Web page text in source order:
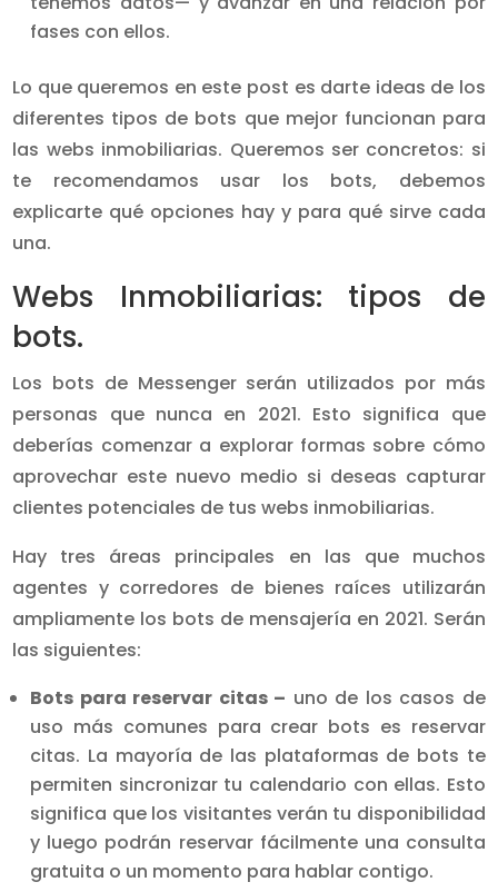
fases con ellos.
Lo que queremos en este post es darte ideas de los
diferentes tipos de bots que mejor funcionan para
las webs inmobiliarias. Queremos ser concretos: si
te recomendamos usar los bots, debemos
explicarte qué opciones hay y para qué sirve cada
una.
Webs Inmobiliarias: tipos de
bots.
Los bots de Messenger serán utilizados por más
personas que nunca en 2021. Esto significa que
deberías comenzar a explorar formas sobre cómo
aprovechar este nuevo medio si deseas capturar
clientes potenciales de tus webs inmobiliarias.
Hay tres áreas principales en las que muchos
agentes y corredores de bienes raíces utilizarán
ampliamente los bots de mensajería en 2021. Serán
las siguientes:
Bots para reservar citas – uno de los casos de
uso más comunes para crear bots es reservar
citas. La mayoría de las plataformas de bots te
permiten sincronizar tu calendario con ellas. Esto
significa que los visitantes verán tu disponibilidad
y luego podrán reservar fácilmente una consulta
gratuita o un momento para hablar contigo.